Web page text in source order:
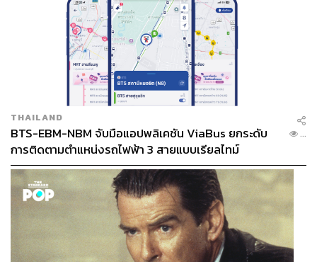
THAILAND
BTS-EBM-NBM จับมือแอปพลิเคชัน ViaBus ยกระดับ
การติดตามตำแหน่งรถไฟฟ้า 3 สายแบบเรียลไทม์
...